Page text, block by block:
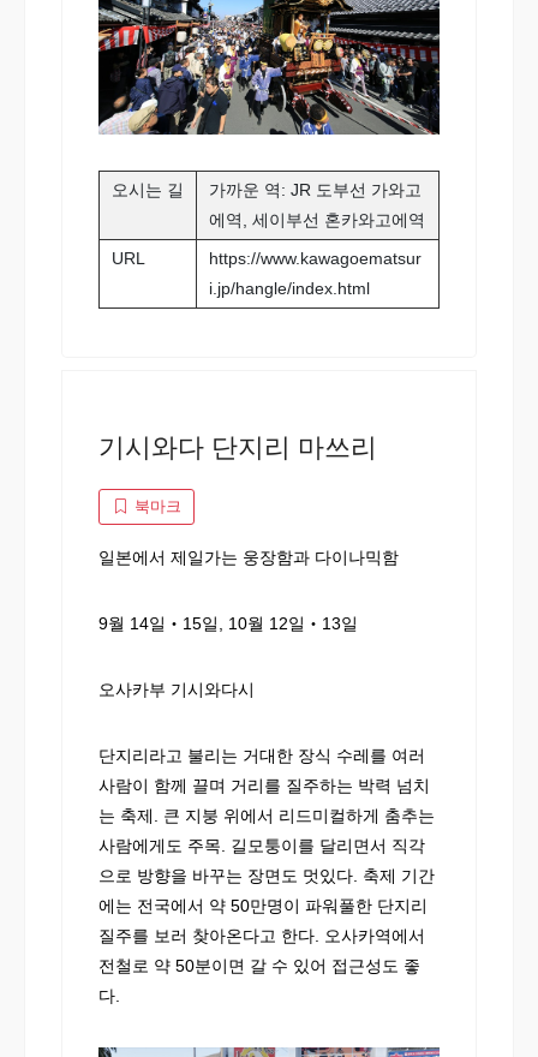
오시는 길
가까운 역: JR 도부선 가와고
에역, 세이부선 혼카와고에역
URL
https://www.kawagoematsur
i.jp/hangle/index.html
기시와다 단지리 마쓰리
북마크
일본에서 제일가는 웅장함과 다이나믹함
9월 14일‧15일, 10월 12일‧13일
오사카부 기시와다시
단지리라고 불리는 거대한 장식 수레를 여러
사람이 함께 끌며 거리를 질주하는 박력 넘치
는 축제. 큰 지붕 위에서 리드미컬하게 춤추는
사람에게도 주목. 길모퉁이를 달리면서 직각
으로 방향을 바꾸는 장면도 멋있다. 축제 기간
에는 전국에서 약 50만명이 파워풀한 단지리
질주를 보러 찾아온다고 한다. 오사카역에서
전철로 약 50분이면 갈 수 있어 접근성도 좋
다.